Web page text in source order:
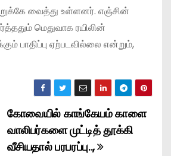
வைத்து உள்ளனர். எஞ்சின்
மெதுவாக ரயிலின்
பாதிப்பு ஏற்படவில்லை என்றும்,
கோவையில் காங்கேயம் காளை
வாலிபர்களை முட்டித் தூக்கி
வீசியதால் பரபரப்பு..,